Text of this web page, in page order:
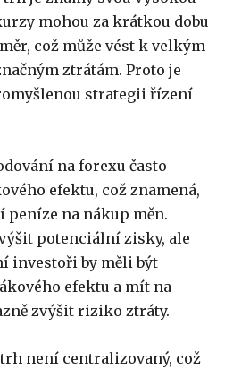
mohou za krátkou dobu
což může vést k velkým
ztrátám. Proto je
strategii řízení
na forexu často
efektu, což znamená,
na nákup měn.
potenciální zisky, ale
investoři by měli být
efektu a mít na
zvýšit riziko ztráty.
není centralizovaný, což